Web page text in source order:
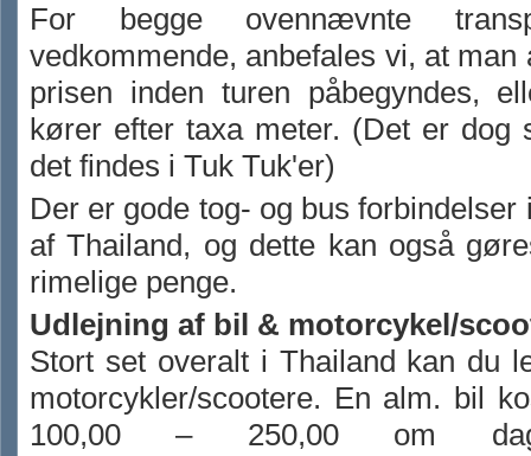
For begge ovennævnte
vedkommende, anbefales vi, at man
prisen inden turen påbegyndes,
kører efter taxa meter. (Det er dog
det findes i Tuk Tuk'er)
Der er gode tog- og bus forbindelser
af Thailand, og dette kan også
rimelige penge.
Udlejning af bil & motorcykel/
Stort set overalt i Thailand kan du
motorcykler/scootere. En alm. bil
100,00 – 250,00 om